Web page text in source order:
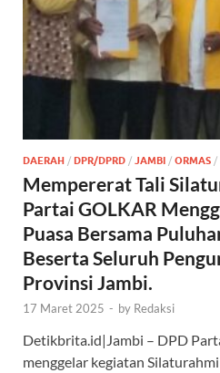
DAERAH / DPR/DPRD / JAMBI / ORMAS /
Mempererat Tali
Partai GOLKAR
Puasa Bersama
Beserta Seluruh
Provinsi Jambi.
17 Maret 2025 - by Redaksi
Detikbrita.id|Jambi – DPD
menggelar kegiatan